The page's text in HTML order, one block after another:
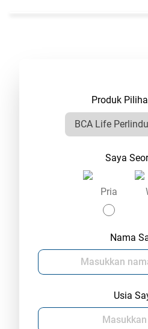
Produk
Saya
Pria
Nama
Usia